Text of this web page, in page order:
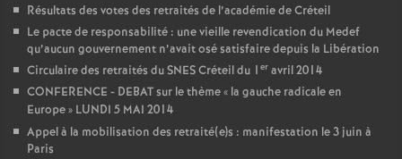
Résultats des votes des retraités de l’académie de Créteil
Le pacte de responsabilité : une vieille revendication du Medef
qu’aucun gouvernement n’avait osé satisfaire depuis la Libération
Circulaire des retraités duSNESCréteil du 1 er avril 2014
CONFERENCE - DEBATsur le thème « la gauche radicale en
Europe» LUNDI 5 MAI 2014
Appel à la mobilisation des retraité(e)s : manifestation le 3 juin à
Paris